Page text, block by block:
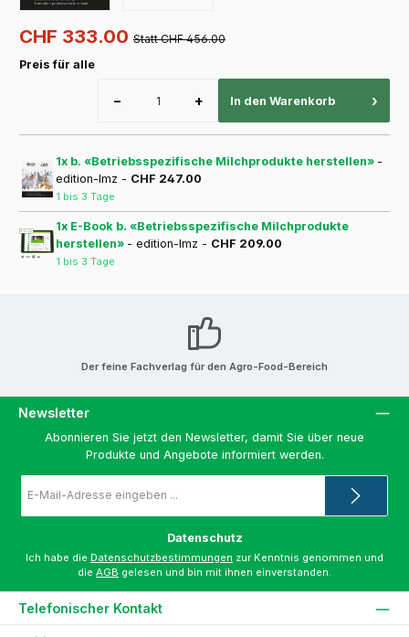
CHF 333.00 Statt CHF 456.00
Preis für alle
− + In den Warenkorb ›
1x b. «Betriebsspezifische Milchprodukte herstellen» -
edition-lmz - CHF 247.00
1 bis 3 Tage
1x E-Book b. «Betriebsspezifische Milchprodukte
herstellen» - edition-lmz - CHF 209.00
1 bis 3 Tage
Der feine Fachverlag für den Agro-Food-Bereich
Newsletter
Abonnieren Sie jetzt den Newsletter, damit Sie über neue
Produkte und Angebote informiert werden.
Mail-
*
Datenschutz
Ich habe die Datenschutzbestimmungen zur Kenntnis genommen und
die AGB gelesen und bin mit ihnen einverstanden.
Telefonischer Kontakt